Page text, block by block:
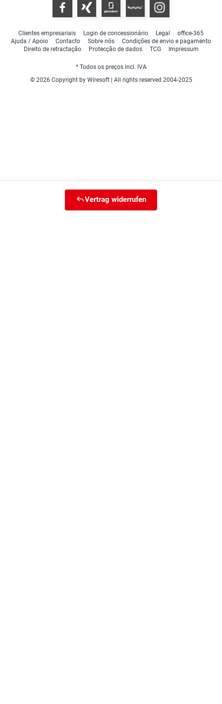
Clientes empresariais Login de concessionário Legal
office-365
Ajuda / Apoio
Contacto Sobre nós
Condições de envio e pagamento
Direito de retractação
Protecção de dados TCG Impressum
* Todos os preços incl. IVA
© 2026 Copyright by Wiresoft | All rights reserved 2004-2025
Vertrag widerrufen